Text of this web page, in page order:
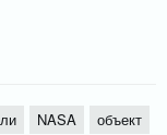
NASA объект